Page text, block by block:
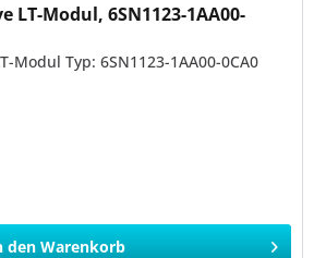
LT-Modul, 6SN1123-1AA00-
Modul Typ: 6SN1123-1AA00-0CA0
den Warenkorb